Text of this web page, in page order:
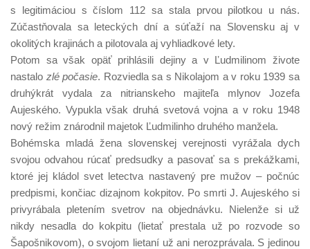
s legitimáciou s číslom 112 sa stala prvou pilotkou u nás.
Zúčastňovala sa leteckých dní a súťaží na Slovensku aj v
okolitých krajinách a pilotovala aj vyhliadkové lety.
Potom sa však opäť prihlásili dejiny a v Ľudmilinom živote
nastalo zlé počasie. Rozviedla sa s Nikolajom a v roku 1939 sa
druhýkrát vydala za nitrianskeho majiteľa mlynov Jozefa
Aujeského. Vypukla však druhá svetová vojna a v roku 1948
nový režim znárodnil majetok Ľudmilinho druhého manžela.
Bohémska mladá žena slovenskej verejnosti vyrážala dych
svojou odvahou rúcať predsudky a pasovať sa s prekážkami,
ktoré jej kládol svet letectva nastavený pre mužov – počnúc
predpismi, končiac dizajnom kokpitov. Po smrti J. Aujeského si
privyrábala pletením svetrov na objednávku. Nielenže si už
nikdy nesadla do kokpitu (lietať prestala už po rozvode so
Šapošnikovom), o svojom lietaní už ani nerozprávala. S jedinou